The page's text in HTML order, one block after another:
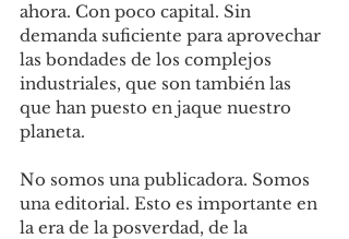
ahora. Con poco capital. Sin
demanda suficiente para aprovechar
las bondades de los complejos
industriales, que son también las
que han puesto en jaque nuestro
planeta.
No somos una publicadora. Somos
una editorial. Esto es importante en
la era de la posverdad, de la